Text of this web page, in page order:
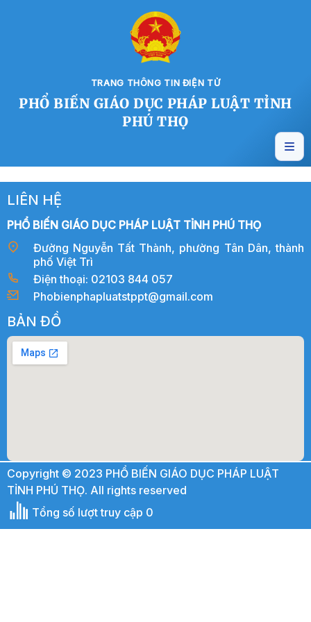
TRANG THÔNG TIN ĐIỆN TỬ
PHỔ BIẾN GIÁO DỤC PHÁP LUẬT TỈNH
PHÚ THỌ
LIÊN HỆ
PHỔ BIẾN GIÁO DỤC PHÁP LUẬT TỈNH PHÚ THỌ
Đường Nguyễn Tất Thành, phường Tân Dân, thành
phố Việt Trì
Điện thoại: 02103 844 057
Phobienphapluatstppt@gmail.com
BẢN ĐỒ
Copyright © 2023 PHỔ BIẾN GIÁO DỤC PHÁP LUẬT
TỈNH PHÚ THỌ. All rights reserved
Tổng số lượt truy cập 0